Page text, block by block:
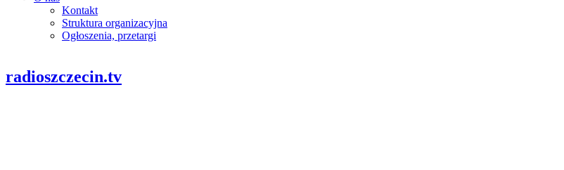
Kontakt
Struktura organizacyjna
Ogłoszenia, przetargi
radioszczecin.tv